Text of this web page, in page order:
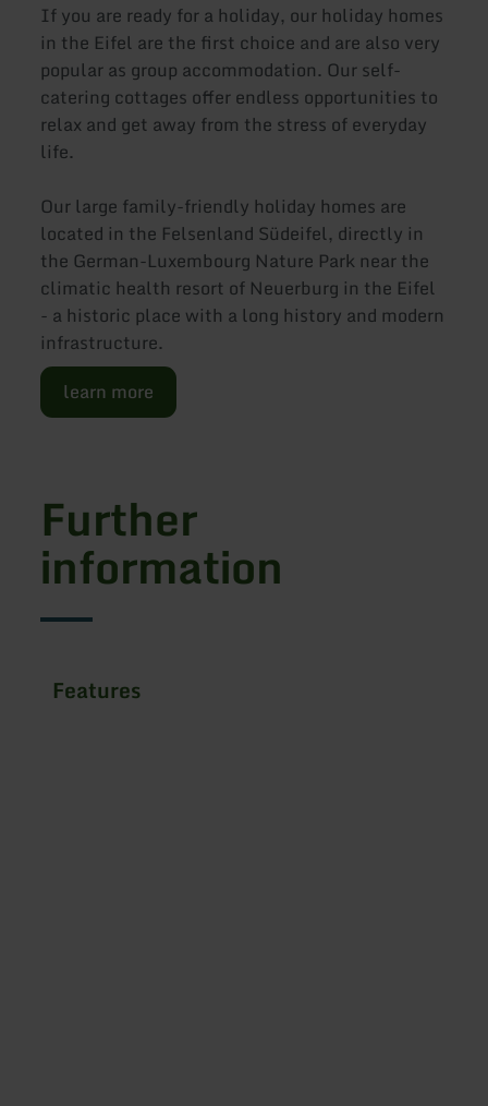
If you are ready for a holiday, our holiday homes
in the Eifel are the first choice and are also very
popular as group accommodation. Our self-
catering cottages offer endless opportunities to
relax and get away from the stress of everyday
life.
Our large family-friendly holiday homes are
located in the Felsenland Südeifel, directly in
the German-Luxembourg Nature Park near the
climatic health resort of Neuerburg in the Eifel
- a historic place with a long history and modern
infrastructure.
learn more
Further
information
Features